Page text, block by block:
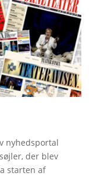
nyhedsportal
der blev
starten af